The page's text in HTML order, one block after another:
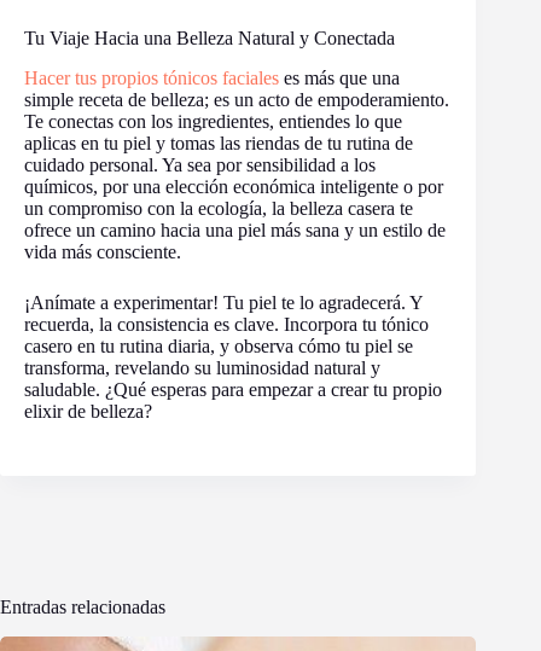
Tu Viaje Hacia una Belleza Natural y Conectada
Hacer tus propios tónicos faciales es más que una
simple receta de belleza; es un acto de empoderamiento.
Te conectas con los ingredientes, entiendes lo que
aplicas en tu piel y tomas las riendas de tu rutina de
cuidado personal. Ya sea por sensibilidad a los
químicos, por una elección económica inteligente o por
un compromiso con la ecología, la belleza casera te
ofrece un camino hacia una piel más sana y un estilo de
vida más consciente.
¡Anímate a experimentar! Tu piel te lo agradecerá. Y
recuerda, la consistencia es clave. Incorpora tu tónico
casero en tu rutina diaria, y observa cómo tu piel se
transforma, revelando su luminosidad natural y
saludable. ¿Qué esperas para empezar a crear tu propio
elixir de belleza?
Entradas relacionadas